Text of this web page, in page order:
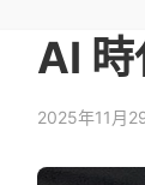
AI
2025年11月